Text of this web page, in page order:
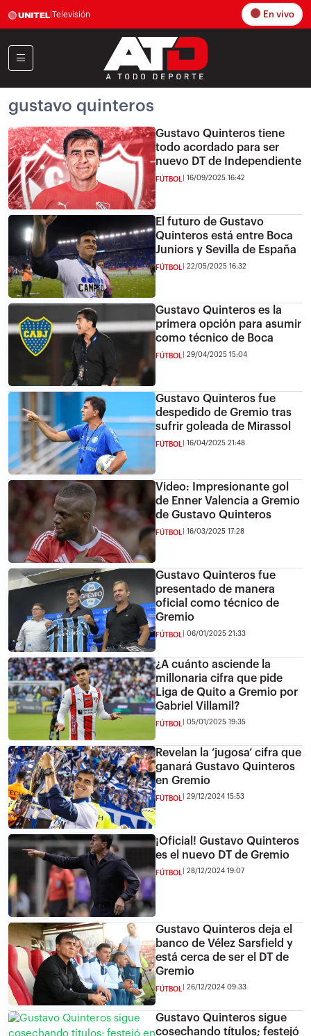
Televisión En vivo
gustavo quinteros
Gustavo Quinteros tiene
todo acordado para ser
nuevo DT de Independiente
FÚTBOL 16/09/2025 16:42
El futuro de Gustavo
Quinteros está entre Boca
Juniors y Sevilla de España
FÚTBOL 22/05/2025 16:32
Gustavo Quinteros es la
primera opción para asumir
como técnico de Boca
FÚTBOL 29/04/2025 15:04
Gustavo Quinteros fue
despedido de Gremio tras
sufrir goleada de Mirassol
FÚTBOL 16/04/2025 21:48
Video: Impresionante gol
de Enner Valencia a Gremio
de Gustavo Quinteros
FÚTBOL 16/03/2025 17:28
Gustavo Quinteros fue
presentado de manera
oficial como técnico de
Gremio
FÚTBOL 06/01/2025 21:33
¿A cuánto asciende la
millonaria cifra que pide
Liga de Quito a Gremio por
Gabriel Villamil?
FÚTBOL 05/01/2025 19:35
Revelan la ‘jugosa’ cifra que
ganará Gustavo Quinteros
en Gremio
FÚTBOL 29/12/2024 15:53
¡Oficial! Gustavo Quinteros
es el nuevo DT de Gremio
FÚTBOL 28/12/2024 19:07
Gustavo Quinteros deja el
banco de Vélez Sarsfield y
está cerca de ser el DT de
Gremio
FÚTBOL 26/12/2024 09:33
Gustavo Quinteros sigue
cosechando títulos; festejó